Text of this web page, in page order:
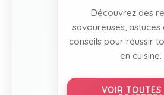
Découvrez des
savoureuses,
conseils pour réussir
en cuisine.
VOIR TOUTES